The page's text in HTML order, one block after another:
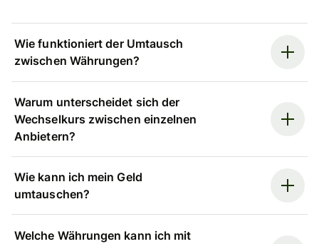
Wie funktioniert der Umtausch
zwischen Währungen?
Warum unterscheidet sich der
Wechselkurs zwischen einzelnen
Anbietern?
Wie kann ich mein Geld
umtauschen?
Welche Währungen kann ich mit